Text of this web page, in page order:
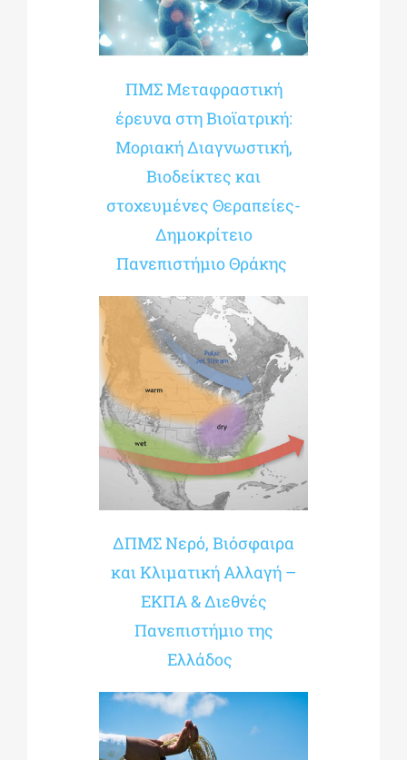
ΠΜΣ Μεταφραστική
έρευνα στη Βιοϊατρική:
Μοριακή Διαγνωστική,
Βιοδείκτες και
στοχευμένες Θεραπείες-
Δημοκρίτειο
Πανεπιστήμιο Θράκης
ΔΠΜΣ Νερό, Βιόσφαιρα
και Κλιματική Αλλαγή –
ΕΚΠΑ & Διεθνές
Πανεπιστήμιο της
Ελλάδος